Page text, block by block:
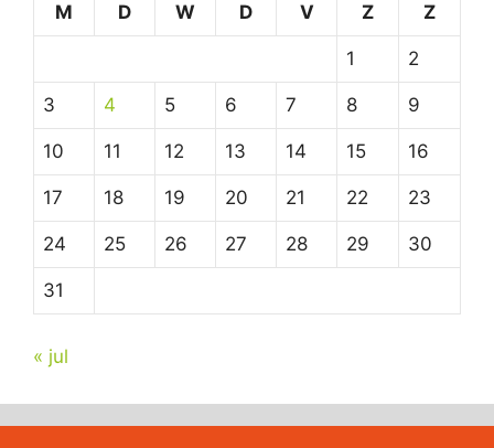
M
D W D V Z Z
1 2
3 4 5 6 7 8 9
10 11 12 13 14 15 16
17 18 19 20 21 22 23
24 25 26 27 28 29 30
31
« jul